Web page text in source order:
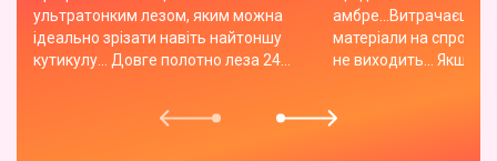
ультратонким лезом, яким можна
ідеально зрізати навіть найтоншу
кутикулу... Довге полотно леза 24
сталь..Витримують всі види
амбре...Витрачаєш
матеріали на спробу,
не виходить... Якщо
відсотково